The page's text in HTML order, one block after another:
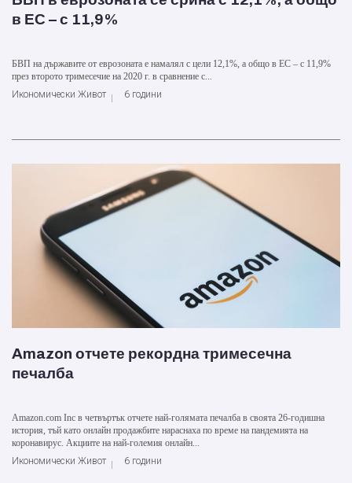
в ЕС – с 11,9%
БВП на държавите от еврозоната е намалял с цели 12,1%, а общо в ЕС – с 11,9%
през второто тримесечие на 2020 г. в сравнение с...
Икономически Живот
6 години
Amazon отчете рекордна тримесечна
печалба
Amazon.com Inc в четвъртък отчете най-голямата печалба в своята 26-годишна
история, тъй като онлайн продажбите нараснаха по време на пандемията на
коронавирус. Акциите на най-големия онлайн...
Икономически Живот
6 години